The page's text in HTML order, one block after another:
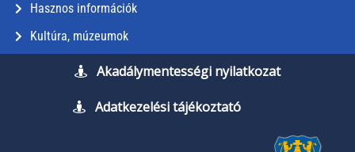
Hasznos információk
Kultúra, múzeumok
Akadálymentességi nyilatkozat
Adatkezelési tájékoztató